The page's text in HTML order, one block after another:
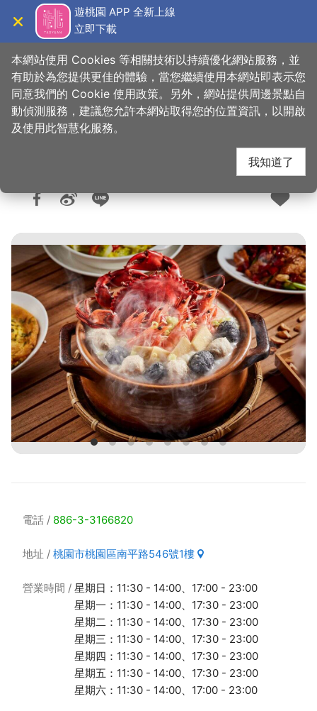
主
遊桃園 APP 全新上線
立即下載
首頁 > 想去的地方 > 美食、購物 > 美食快搜
品香殿潮州砂鍋粥
人氣：8347
電話 886-3-3166820
地址 桃園市桃園區南平路546號1樓
營業時間
星期日：11:30 - 14:00、17:00 - 23:00
星期一：11:30 - 14:00、17:30 - 23:00
星期二：11:30 - 14:00、17:30 - 23:00
星期三：11:30 - 14:00、17:30 - 23:00
星期四：11:30 - 14:00、17:30 - 23:00
星期五：11:30 - 14:00、17:30 - 23:00
星期六：11:30 - 14:00、17:00 - 23:00
本網站使用 Cookies 等相關技術以持續優化網站服務，並
有助於為您提供更佳的體驗，當您繼續使用本網站即表示您
同意我們的 Cookie 使用政策。另外，網站提供周邊景點自
動偵測服務，建議您允許本網站取得您的位置資訊，以開啟
及使用此智慧化服務。
我知道了